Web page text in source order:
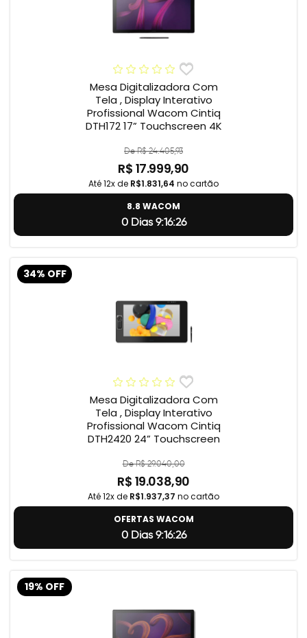
Mesa Digitalizadora Com
Tela , Display Interativo
Profissional Wacom Cintiq
DTH172 17” Touchscreen 4K
De R$ 24.405,93
R$ 17.999,90
Até 12x de R$1.831,64 no cartão
8.8 WACOM
0 Dias 9:16:25
34% OFF
Mesa Digitalizadora Com
Tela , Display Interativo
Profissional Wacom Cintiq
DTH2420 24” Touchscreen
De R$ 29.040,00
R$ 19.038,90
Até 12x de R$1.937,37 no cartão
OFERTAS WACOM
0 Dias 9:16:25
19% OFF